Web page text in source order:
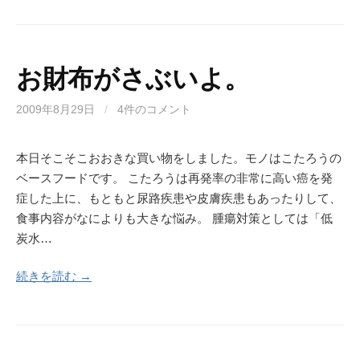
お財布がさぶいよ。
2009年8月29日 / 4件のコメント
本日そこそこおおきな買い物をしました。モノはこたろうの
ベースフードです。 こたろうは再発率の非常に高い癌を発
症した上に、もともと尿路疾患や皮膚疾患もあったりして、
食事内容がなによりも大きな悩み。 腫瘍対策としては「低
炭水…
続きを読む →